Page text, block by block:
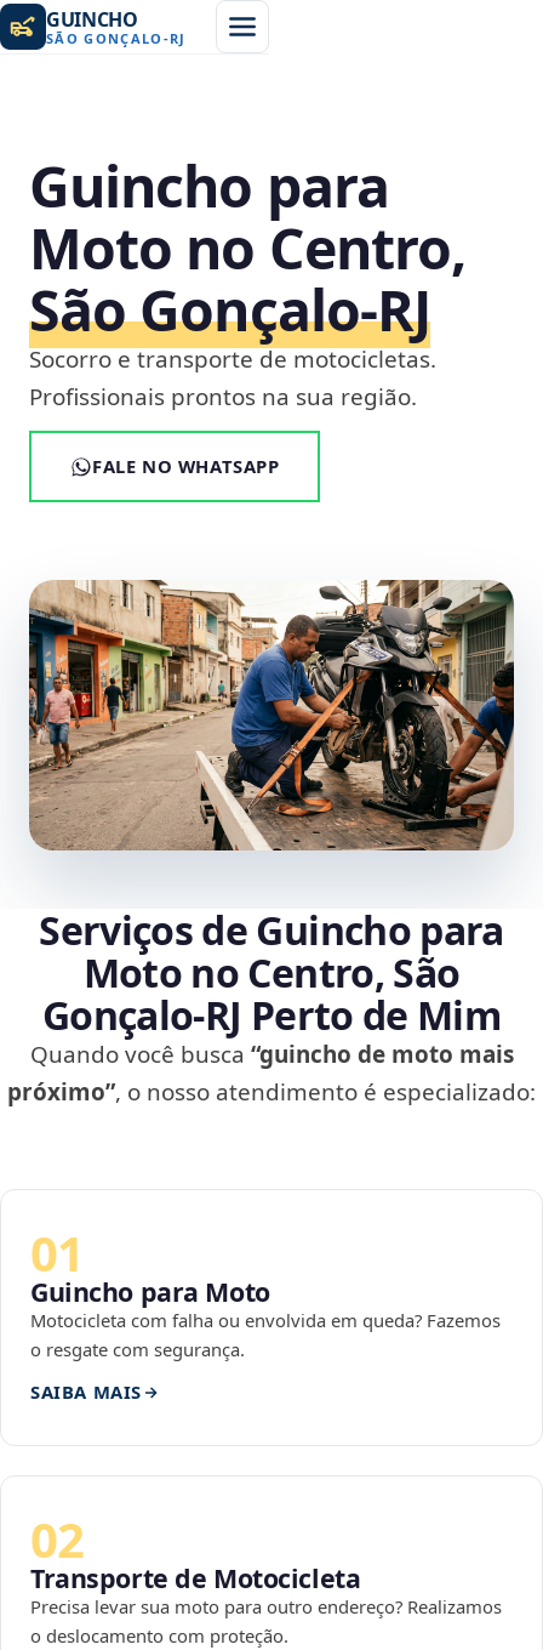
GUINCHO
SÃO GONÇALO -RJ
Guincho para
Moto no Centro,
São Gonçalo‑RJ
Socorro e transporte de motocicletas.
Profissionais prontos na sua região.
FALE NO WHATSAPP
Serviços de Guincho para
Moto no Centro, São
Gonçalo‑RJ Perto de Mim
Quando você busca “guincho de moto mais
próximo”, o nosso atendimento é especializado:
01
Guincho para Moto
Motocicleta com falha ou envolvida em queda? Fazemos
o resgate com segurança.
SAIBA MAIS
02
Transporte de Motocicleta
Precisa levar sua moto para outro endereço? Realizamos
o deslocamento com proteção.